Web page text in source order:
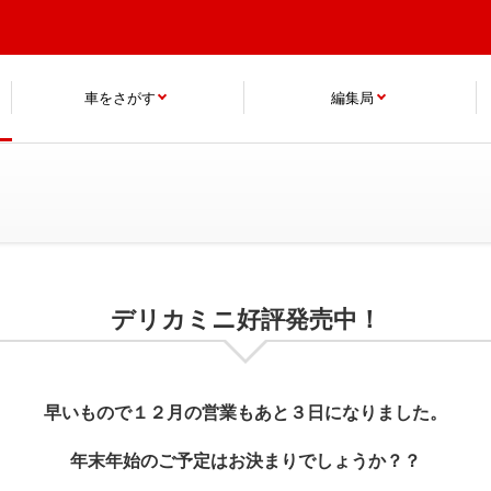
車をさがす 編集局
デリカミニ好評発売中！
早いもので１２月の営業もあと３日になりました。
年末年始のご予定はお決まりでしょうか？？